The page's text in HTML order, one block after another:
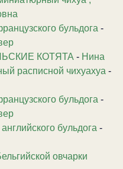
бульдога -
КОТЯТА - Нина
расписной чихуахуа -
бульдога -
бульдога -
овчарки